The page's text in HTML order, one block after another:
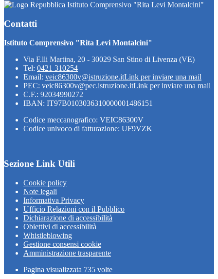
Istituto Comprensivo "Rita Levi Montalcini"
Contatti
Istituto Comprensivo "Rita Levi Montalcini"
Via F.lli Martina, 20 - 30029 San Stino di Livenza (VE)
Tel: 0421 310254
Email: veic86300v@istruzione.itLink per inviare una mail
PEC: veic86300v@pec.istruzione.itLink per inviare una mail
C.F.: 92034990272
IBAN: IT97B0103036310000001486151
Codice meccanografico: VEIC86300V
Codice univoco di fatturazione: UF9VZK
Sezione Link Utili
Cookie policy
Note legali
Informativa Privacy
Ufficio Relazioni con il Pubblico
Dichiarazione di accessibilità
Obiettivi di accessibilità
Whistleblowing
Gestione consensi cookie
Amministrazione trasparente
Pagina visualizzata 735 volte